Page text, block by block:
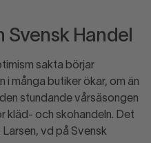
Svensk Handel
sakta börjar
i många butiker ökar, om än
stundande vårsäsongen
kläd- och skohandeln. Det
vd på Svensk